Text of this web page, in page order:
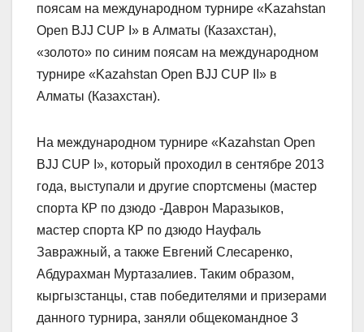
поясам на международном турнире «Kazahstan
Open BJJ CUP I» в Алматы (Казахстан),
«золото» по синим поясам на международном
турнире «Kazahstan Open BJJ CUP II» в
Алматы (Казахстан).
На международном турнире «Kazahstan Open
BJJ CUP I», который проходил в сентябре 2013
года, выступали и другие спортсмены (мастер
спорта КР по дзюдо -Даврон Маразыков,
мастер спорта КР по дзюдо Науфаль
Завражный, а также Евгений Слесаренко,
Абдурахман Муртазалиев. Таким образом,
кыргызстанцы, став победителями и призерами
данного турнира, заняли общекомандное 3